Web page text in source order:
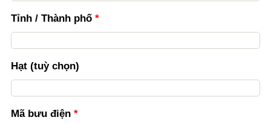
chỉ
nhà,
toà
nhà,..
Tỉnh / Thành phố *
Hạt (tuỳ chọn)
Mã bưu điện *